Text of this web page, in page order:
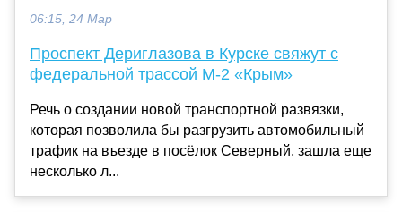
06:15, 24 Мар
Проспект Дериглазова в Курске свяжут с
федеральной трассой М-2 «Крым»
Речь о создании новой транспортной развязки,
которая позволила бы разгрузить автомобильный
трафик на въезде в посёлок Северный, зашла еще
несколько л...